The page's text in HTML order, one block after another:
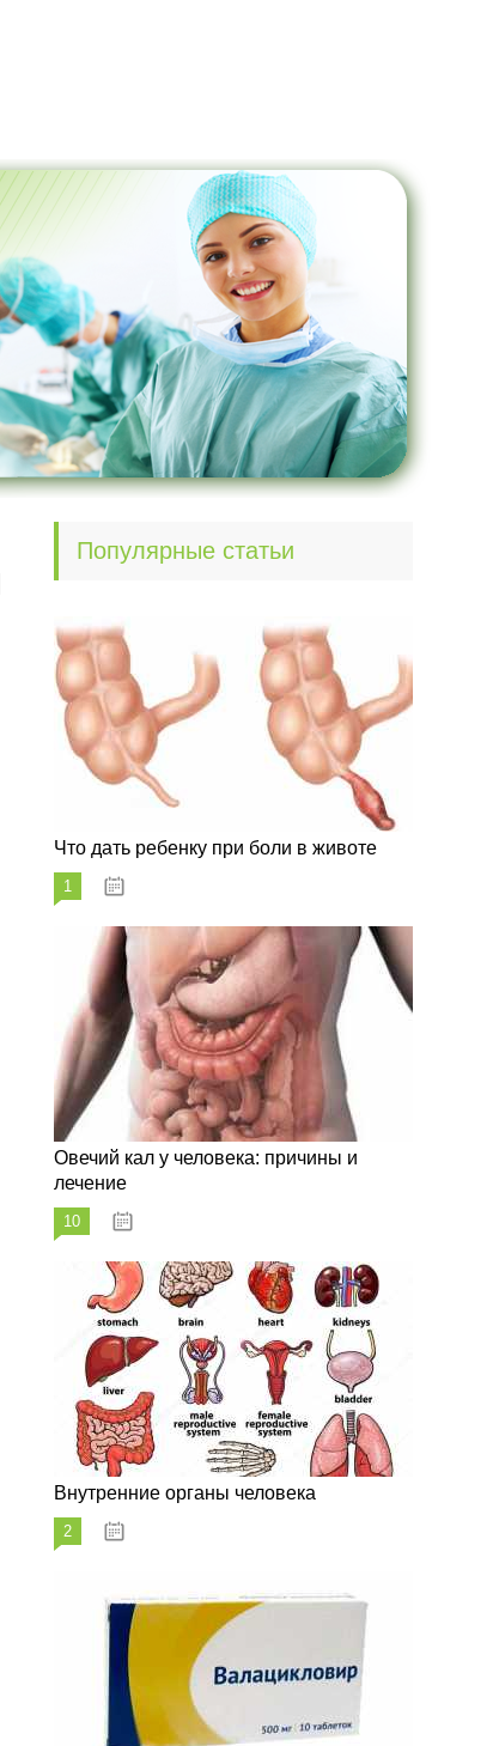
Популярные статьи
Что дать ребенку при боли в животе
1
Овечий кал у человека: причины и
лечение
10
Внутренние органы человека
2